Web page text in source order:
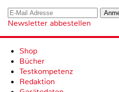
Newsletter abbestellen
Shop
Bücher
Testkompetenz
Redaktion